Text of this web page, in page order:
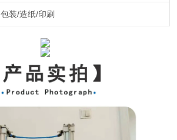
包装/造纸/印刷